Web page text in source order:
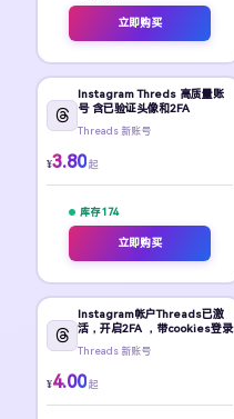
立即购买
Instagram Threds 高质量账
号 含已验证头像和2FA
Threads 新账号
¥3.80 起
库存 174
立即购买
Instagram帐户Threads已激
活，开启2FA ，带cookies登录
Threads 新账号
¥4.00 起